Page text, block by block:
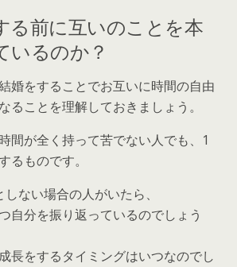
る前に互いのことを本
いるのか？
婚をすることでお互いに時間の自由
ることを理解しておきましょう。
間が全く持って苦でない人でも、1
るものです。
ない場合の人がいたら、
自分を振り返っているのでしょう
長をするタイミングはいつなのでし